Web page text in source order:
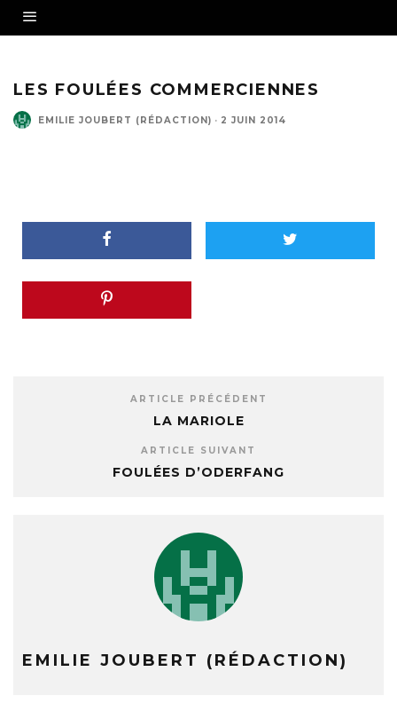
LES FOULÉES COMMERCIENNES
EMILIE JOUBERT (RÉDACTION) · 2 JUIN 2014
ARTICLE PRÉCÉDENT
LA MARIOLE
ARTICLE SUIVANT
FOULÉES D’ODERFANG
EMILIE JOUBERT (RÉDACTION)